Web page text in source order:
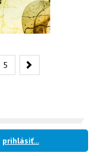
5
prihlásiť...